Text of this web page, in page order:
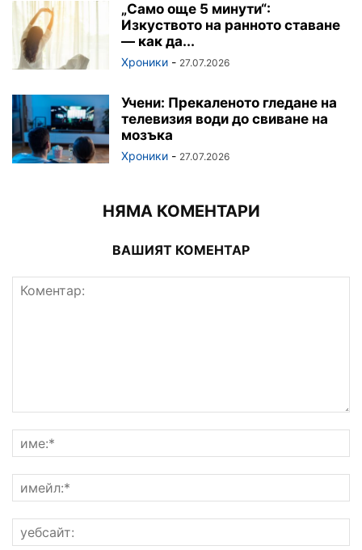
„Само още 5 минути“:
Изкуството на ранното ставане
— как да...
Хроники - 27.07.2026
Учени: Прекаленото гледане на
телевизия води до свиване на
мозъка
Хроники - 27.07.2026
НЯМА КОМЕНТАРИ
ВАШИЯТ КОМЕНТАР